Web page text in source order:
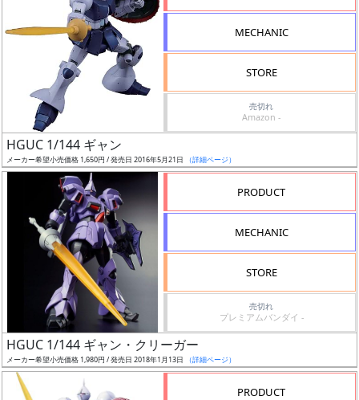
色
ー
ズ・
況
売
切
MECHANIC
STORE
売切れ
Amazon -
HGUC 1/144 ギャン
メーカー希望小売価格 1,650円 / 発売日 2016年5月21日 （詳細ページ）
PRODUCT
MECHANIC
STORE
売切れ
プレミアムバンダイ -
HGUC 1/144 ギャン・クリーガー
メーカー希望小売価格 1,980円 / 発売日 2018年1月13日 （詳細ページ）
PRODUCT